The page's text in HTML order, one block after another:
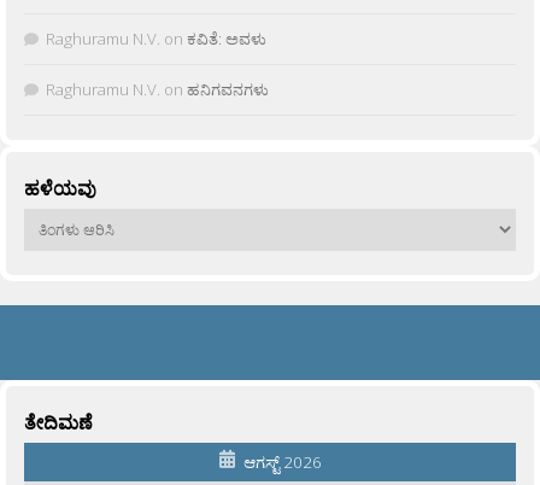
Raghuramu N.V. on ಕವಿತೆ: ಅವಳು
Raghuramu N.V. on ಹನಿಗವನಗಳು
ಹಳೆಯವು
ಹಳೆಯವು
ತೇದಿಮಣೆ
ಆಗಸ್ಟ್ 2026